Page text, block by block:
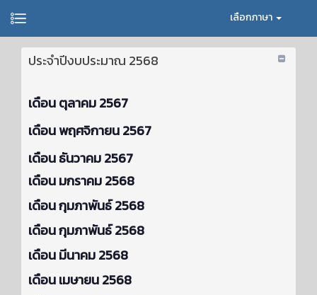
เลือกภาษา
ประจำปีงบประมาณ 2568
เดือน ตุลาคม 2567
เดือน พฤศจิกายน 2567
เดือน ธันวาคม 2567
เดือน มกราคม 2568
เดือน กุมภาพันธ์ 2568
เดือน กุมภาพันธ์ 2568
เดือน มีนาคม 2568
เดือน เมษายน 2568